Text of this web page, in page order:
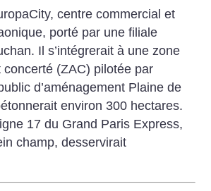
centre commercial et
porté par une filiale
Il s’intégrerait à une zone
concerté (ZAC) pilotée par
d’aménagement Plaine de
environ 300 hectares.
17 du Grand Paris Express,
champ, desservirait